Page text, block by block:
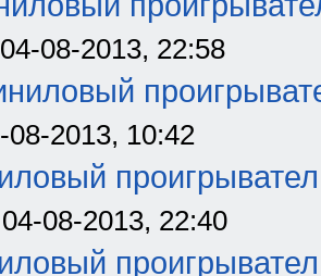
08-2013, 22:58
08-2013, 10:42
08-2013, 22:40